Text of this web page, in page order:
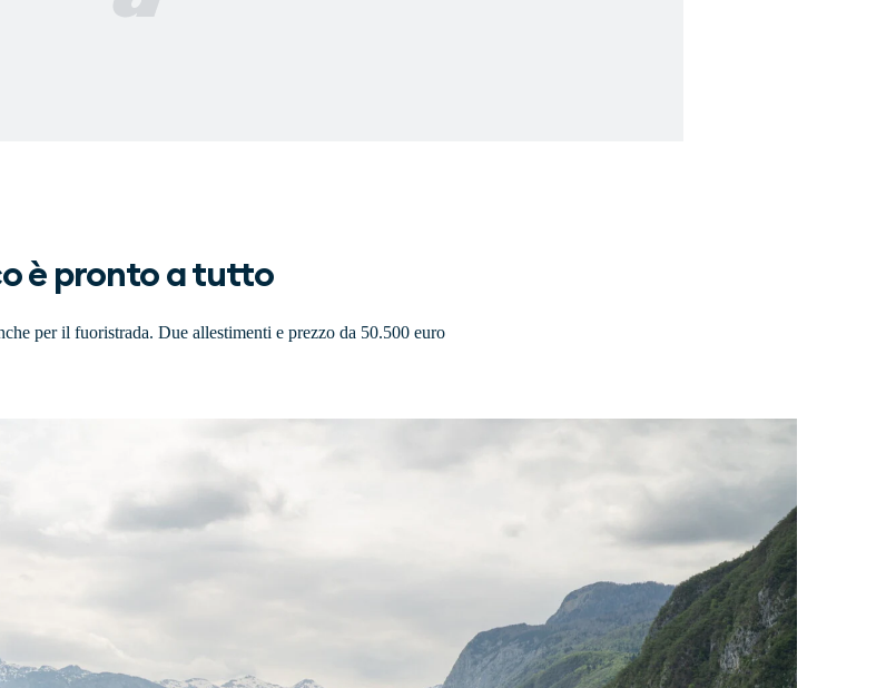
è pronto a tutto
per il fuoristrada. Due allestimenti e prezzo da 50.500 euro